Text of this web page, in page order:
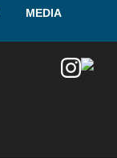
MEDIA